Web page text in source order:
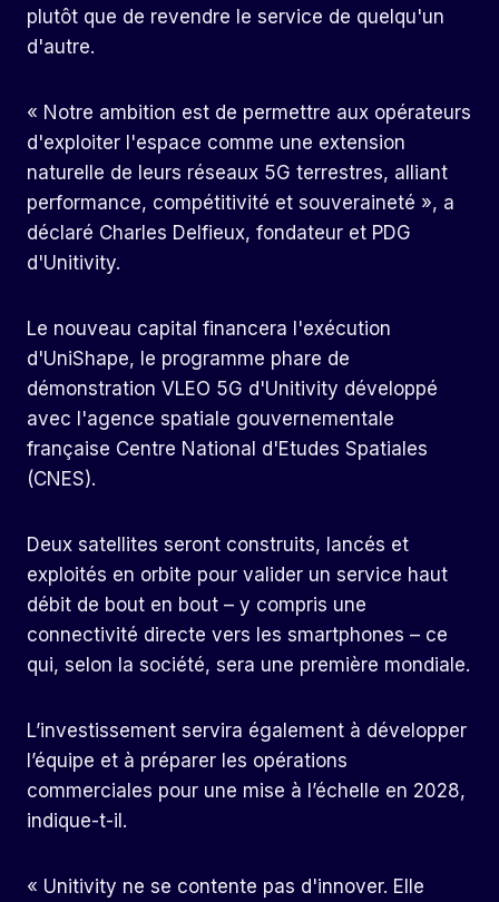
plutôt que de revendre le service de quelqu'un
d'autre.
« Notre ambition est de permettre aux opérateurs
d'exploiter l'espace comme une extension
naturelle de leurs réseaux 5G terrestres, alliant
performance, compétitivité et souveraineté », a
déclaré Charles Delfieux, fondateur et PDG
d'Unitivity.
Le nouveau capital financera l'exécution
d'UniShape, le programme phare de
démonstration VLEO 5G d'Unitivity développé
avec l'agence spatiale gouvernementale
française Centre National d'Etudes Spatiales
(CNES).
Deux satellites seront construits, lancés et
exploités en orbite pour valider un service haut
débit de bout en bout – y compris une
connectivité directe vers les smartphones – ce
qui, selon la société, sera une première mondiale.
L’investissement servira également à développer
l’équipe et à préparer les opérations
commerciales pour une mise à l’échelle en 2028,
indique-t-il.
« Unitivity ne se contente pas d'innover. Elle